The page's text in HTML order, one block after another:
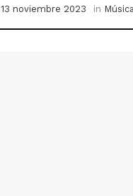
13 noviembre 2023 in